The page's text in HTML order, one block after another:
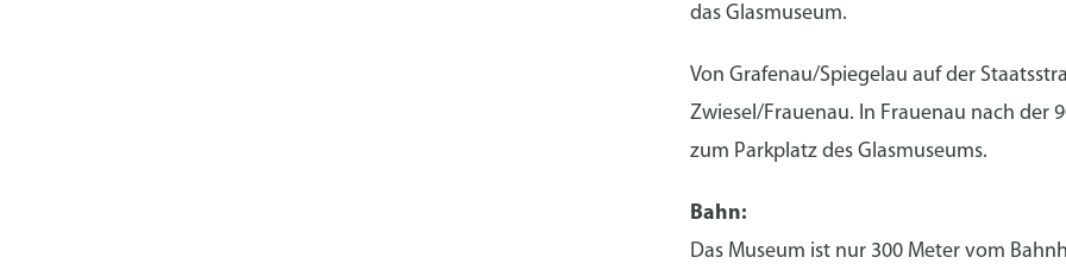
das Glasmuseum.
Von Grafenau/Spiegelau auf der
Zwiesel/Frauenau. In Frauenau nach der
zum Parkplatz des Glasmuseums.
Bahn:
Das Museum ist nur 300 Meter vom